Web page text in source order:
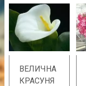
ВЕЛИЧНА
КРАСУНЯ